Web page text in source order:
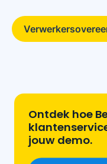
Ontdek hoe
jouw demo.